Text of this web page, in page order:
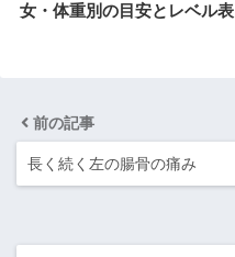
女・体重別の目安とレベル表
前の記事
長く続く左の腸骨の痛み